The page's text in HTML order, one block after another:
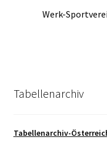
Werk-
Tabellenarchiv
Tabellenarchiv-